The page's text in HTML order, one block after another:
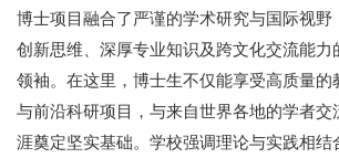
博士项目融合了严谨的学术研究与国际视野
创新思维、深厚专业知识及跨文化交流能力
领袖。在这里，博士生不仅能享受高质量的
与前沿科研项目，与来自世界各地的学者交
涯奠定坚实基础。学校强调理论与实践相结